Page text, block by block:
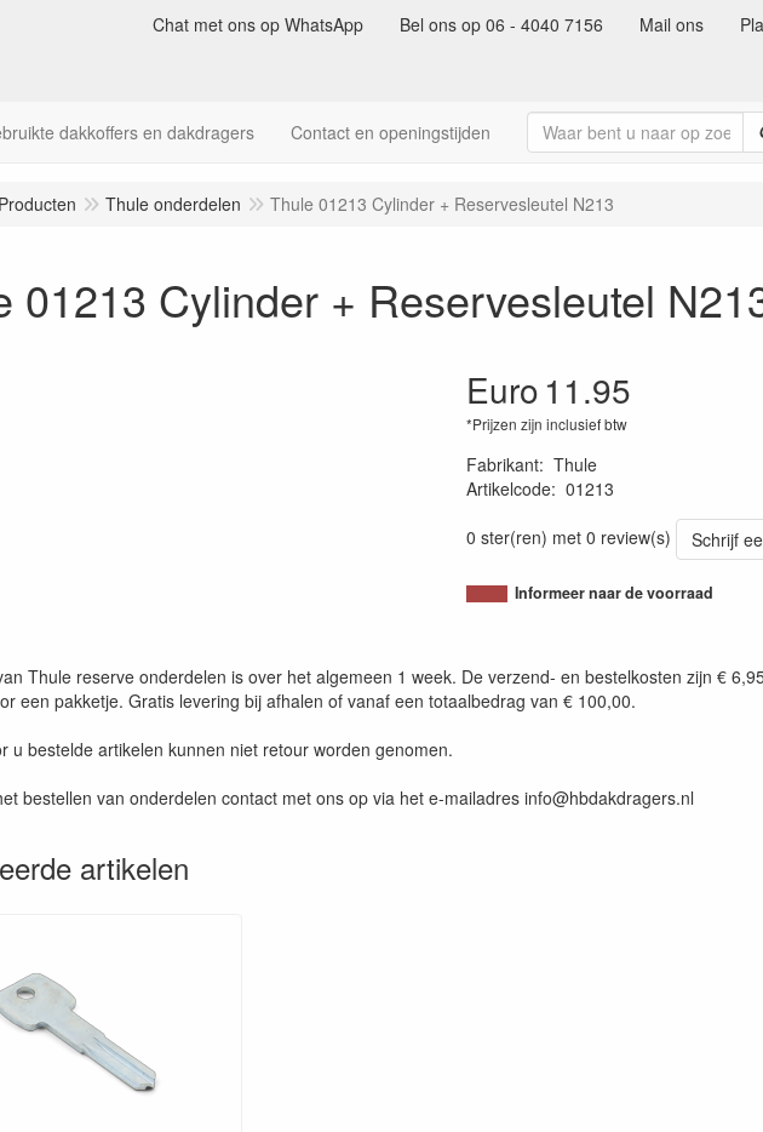
Chat met ons op WhatsApp Bel ons op 06 - 4040 7156 Mail ons
dakkoffers en dakdragers Contact en openingstijden
Producten Thule onderdelen Thule 01213 Cylinder + Reservesleutel N213
01213 Cylinder + Reservesleutel
Euro11.95
*Prijzen zijn inclusief btw
Fabrikant: Thule
Artikelcode: 01213
0 ster(ren) met 0 review(s)
Schrijf
Informeer naar de voorraad
Thule reserve onderdelen is over het algemeen 1 week. De verzend- en bestelkosten zijn €
een pakketje. Gratis levering bij afhalen of vanaf een totaalbedrag van € 100,00.
u bestelde artikelen kunnen niet retour worden genomen.
bestellen van onderdelen contact met ons op via het e-mailadres info@hbdakdragers.nl
artikelen